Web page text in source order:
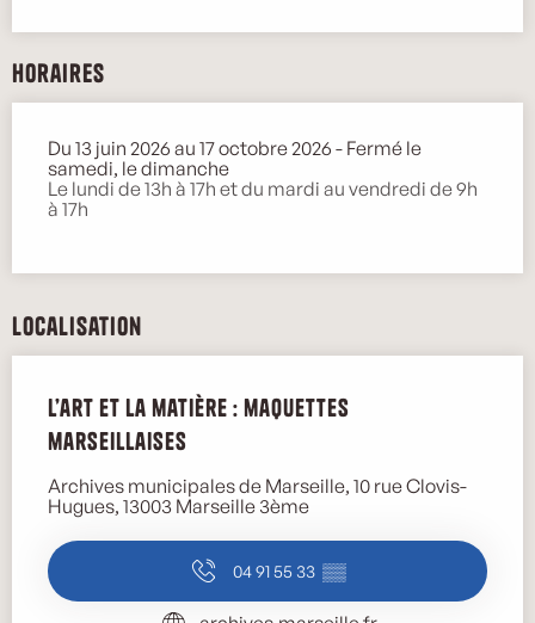
Horaires
Du 13 juin 2026 au 17 octobre 2026 - Fermé le
samedi, le dimanche
Le lundi de 13h à 17h et du mardi au vendredi de 9h
à 17h
Localisation
L’art et la matière : maquettes
marseillaises
Archives municipales de Marseille, 10 rue Clovis-
Hugues, 13003 Marseille 3ème
04 91 55 33 ▒▒